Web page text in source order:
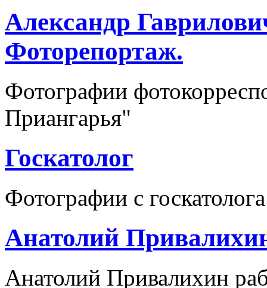
Александр
Фоторепортаж.
Фотографии
Приангарья"
Госкатолог
Фотографии с
Анатолий
Анатолий Привалихин